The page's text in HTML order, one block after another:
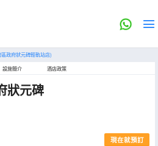
政府狀元碑輕軌站店)
設施簡介 酒店政策
狀元碑
現在就預訂